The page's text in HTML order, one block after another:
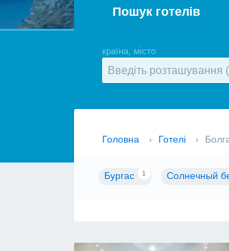
Пошук готелів
країна, місто
Головна › Готелі ›
Бургас 1 Солнечный